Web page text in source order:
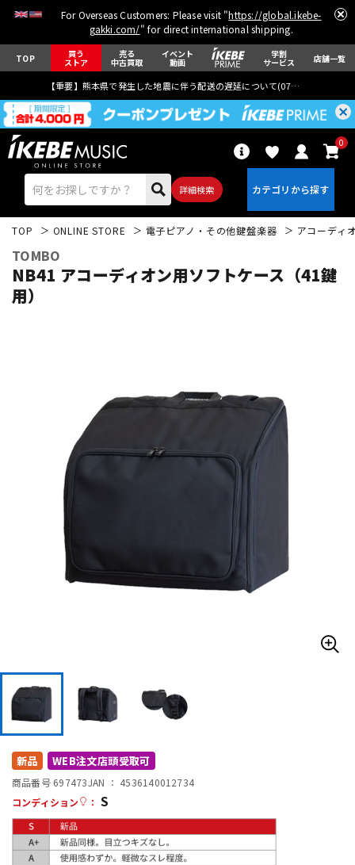
For Overseas Customers: Please visit "https://global.ikebe-
gakki.com/" for direct international shipping.
TOP 買う
ストア
売る
中古買取
イベント
動画
学割
サービス 店舗一覧
【重要】熊本県で発生した地震に伴う配送の遅延について(07月29日
詳細検索
0
ドラム パーカッション
電子ピアノ
その他楽器
DTM オンライン納品
配信/ライブ機器
中古 ヴィンテージ
TOP ONLINE STORE 電子ピアノ・その他鍵盤楽器 アコーディ
TOMBO
NB41 アコーディオン用ソフトケース（41鍵
用）
新品 WEB注文店頭受取可
商品番号 697473JAN ： 4536140012734
コンディション
： S